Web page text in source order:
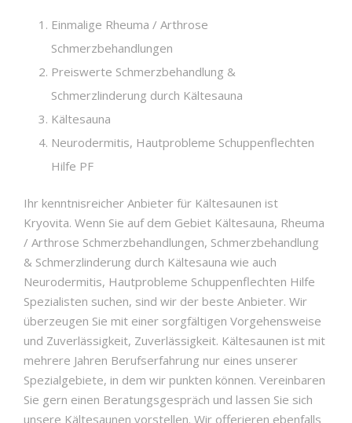
Einmalige Rheuma / Arthrose
Schmerzbehandlungen
Preiswerte Schmerzbehandlung &
Schmerzlinderung durch Kältesauna
Kältesauna
Neurodermitis, Hautprobleme Schuppenflechten
Hilfe PF
Ihr kenntnisreicher Anbieter für Kältesaunen ist
Kryovita. Wenn Sie auf dem Gebiet Kältesauna, Rheuma
/ Arthrose Schmerzbehandlungen, Schmerzbehandlung
& Schmerzlinderung durch Kältesauna wie auch
Neurodermitis, Hautprobleme Schuppenflechten Hilfe
Spezialisten suchen, sind wir der beste Anbieter. Wir
überzeugen Sie mit einer sorgfältigen Vorgehensweise
und Zuverlässigkeit, Zuverlässigkeit. Kältesaunen ist mit
mehrere Jahren Berufserfahrung nur eines unserer
Spezialgebiete, in dem wir punkten können. Vereinbaren
Sie gern einen Beratungsgespräch und lassen Sie sich
unsere Kältesaunen vorstellen. Wir offerieren ebenfalls